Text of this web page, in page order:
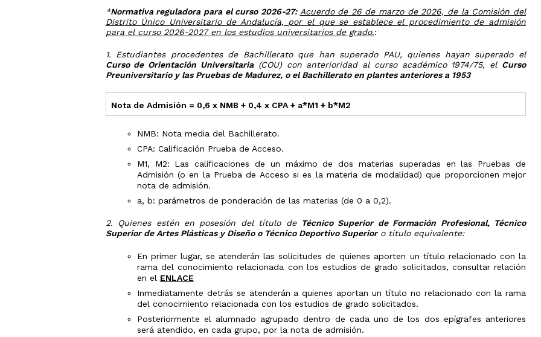
de
40
años
de
45
años
de
Expediente
Acceso
Tarjetas
PAU
ICC
Traslados
de
Cambio
de
Estudios
y/o
Guía
de
Estudiantes
Normas
de
permanencia
Reconocimiento
y
Transferencia
Evaluación
Doctorado
Expedición
Universitario
Salón
de
del
Conocimiento
Matemática
Olimpiada
de
Olimpiada
de
Economía
Olimpiada
de
Andalucía
Ingenierías
V
Preuniversitaria
puertas
abiertas
Cartel
2026
Instituciones
Internacionales
*Normativa reguladora para el curso 2026-27: Acuerdo de 26 de marzo de 2026, de la Comisión del
Distrito Único Universitario de Andalucía, por el que se establece el procedimiento de admisión
para el curso 2026-2027 en los estudios universitarios de grado.:
1. Estudiantes procedentes de Bachillerato que han superado PAU, quienes hayan superado el
Curso de Orientación Universitaria(COU) con anterioridad al curso académico 1974/75, el Curso
Preuniversitario y las Pruebas de Madurez, o el Bachillerato en plantes anteriores a 1953
Nota de Admisión = 0,6 x NMB + 0,4 x CPA + a*M1 + b*M2
NMB: Nota media del Bachillerato.
CPA: Calificación Prueba de Acceso.
M1, M2: Las calificaciones de un máximo de dos materias superadas en las Pruebas de
Admisión (o en la Prueba de Acceso si es la materia de modalidad) que proporcionen mejor
nota de admisión.
a, b: parámetros de ponderación de las materias (de 0 a 0,2).
2. Quienes estén en posesión del título de Técnico Superior de Formación Profesional, Técnico
Superior de Artes Plásticas y Diseño o Técnico Deportivo Superioro título equivalente:
En primer lugar, se atenderán las solicitudes de quienes aporten un título relacionado con la
rama del conocimiento relacionada con los estudios de grado solicitados, consultar relación
en el ENLACE
Inmediatamente detrás se atenderán a quienes aportan un título no relacionado con la rama
del conocimiento relacionada con los estudios de grado solicitados.
Posteriormente el alumnado agrupado dentro de cada uno de los dos epígrafes anteriores
será atendido, en cada grupo, por la nota de admisión.